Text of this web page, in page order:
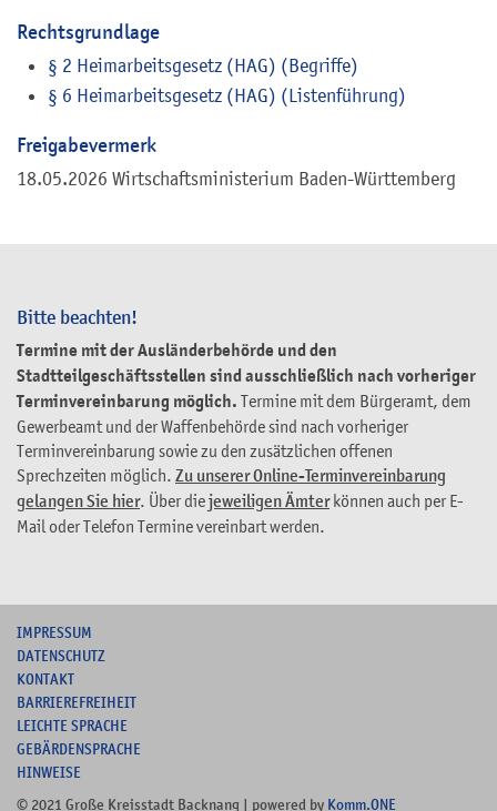
Bitte beachten!
Termine mit der Ausländerbehörde und den
Stadtteilgeschäftsstellen sind ausschließlich nach vorheriger
Terminvereinbarung möglich. Termine mit dem Bürgeramt, dem
Gewerbeamt und der Waffenbehörde sind nach vorheriger
Terminvereinbarung sowie zu den zusätzlichen offenen
Sprechzeiten möglich. Zu unserer Online-Terminvereinbarung
gelangen Sie hier. Über diejeweiligen Ämterkönnen auch per E-
Mail oder Telefon Termine vereinbart werden.
Rechtsgrundlage
§ 2 Heimarbeitsgesetz (HAG) (Begriffe)
§ 6 Heimarbeitsgesetz (HAG) (Listenführung)
Freigabevermerk
18.05.2026 Wirtschaftsministerium Baden-Württemberg
IMPRESSUM
DATENSCHUTZ
KONTAKT
BARRIEREFREIHEIT
LEICHTE SPRACHE
GEBÄRDENSPRACHE
HINWEISE
© 2021 Große Kreisstadt Backnang | powered by Komm.ONE